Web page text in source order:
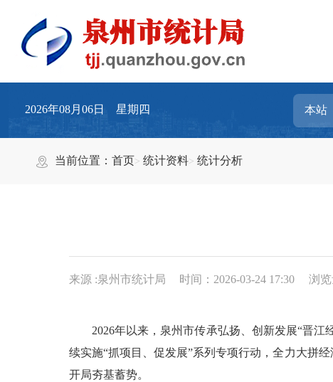
2026年08月06日 星期四
当前位置：首页 统计资料 统计分析
来源 :泉州市统计局 时间：2026-03-24 17:30 浏览
2026年以来，泉州市传承弘扬 、创新发展“晋江
续实施“抓项目、促发展”系列专项行动，全力大拼经
开局夯基蓄势。